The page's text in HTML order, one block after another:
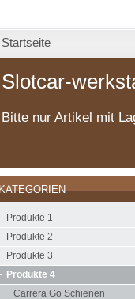
Startseite
Slotcar-
Bitte nur Artikel mit
Produkte 1
Produkte 2
Produkte 3
Produkte 4
Carrera Go Schienen